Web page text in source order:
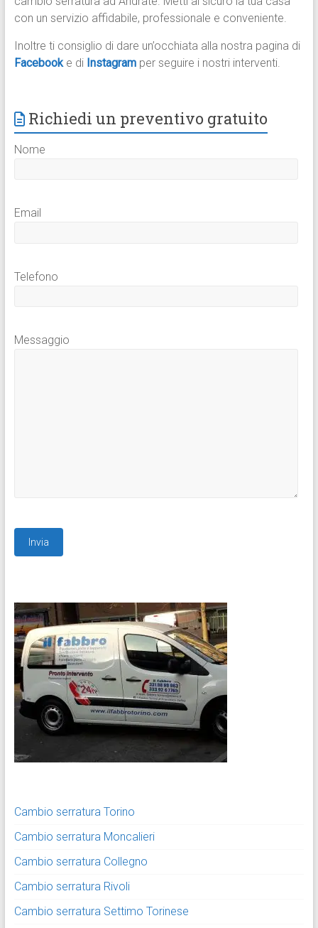
con un servizio affidabile, professionale e conveniente.
Inoltre ti consiglio di dare un’occhiata alla nostra pagina di
Facebook e di Instagram per seguire i nostri interventi.
Richiedi un preventivo gratuito
Nome
Email
Telefono
Messaggio
Cambio serratura Torino
Cambio serratura Moncalieri
Cambio serratura Collegno
Cambio serratura Rivoli
Cambio serratura Settimo Torinese